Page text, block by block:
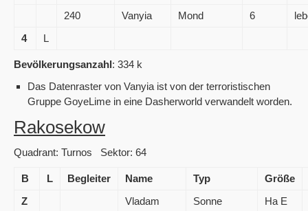
240
Vanyia Mond 6
4
L
Bevölkerungsanzahl: 334 k
Das Datenraster von Vanyia ist von der terroristischen
Gruppe GoyeLime in eine Dasherworld verwandelt worden.
Rakosekow
Quadrant: Turnos Sektor: 64
B L Begleiter Name Typ
Größe
Z
Vladam Sonne
Ha E